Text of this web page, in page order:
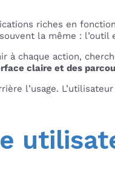
riches en
la même :
à chaque action,
claire et des
l’usage.